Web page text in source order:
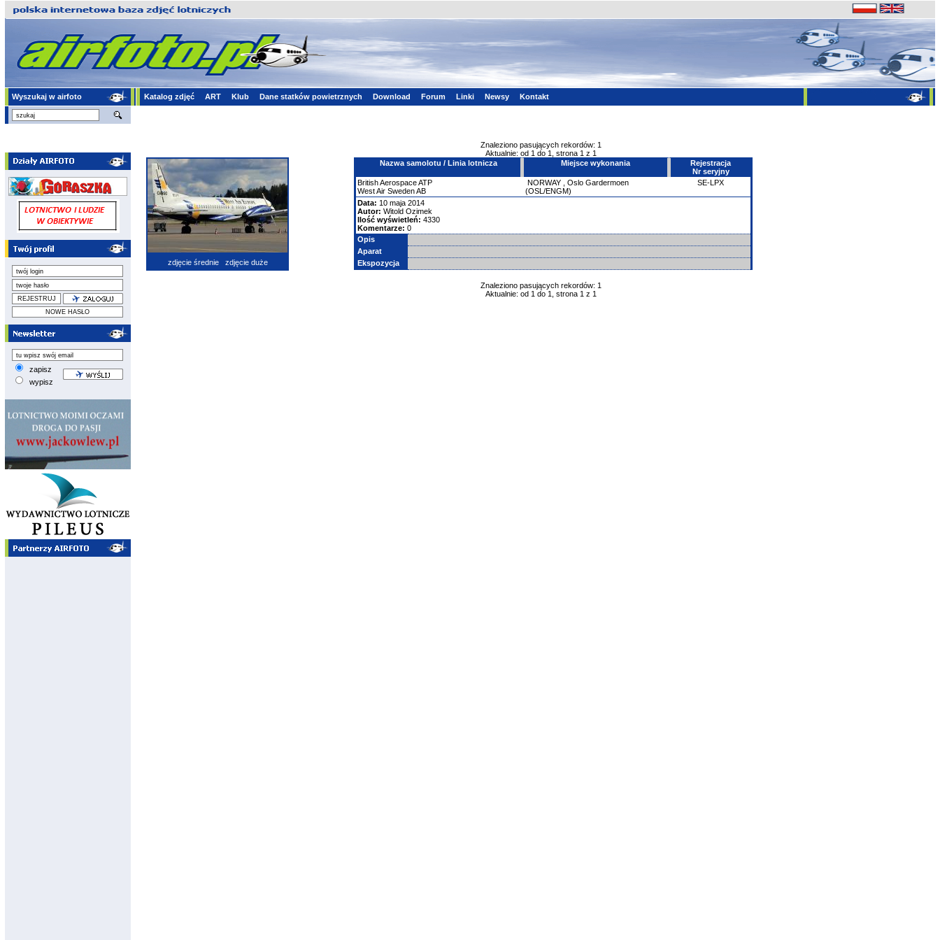
Wyszukaj w airfoto Katalog zdjęć ART Klub Dane statków powietrznych Download Forum Linki Newsy Kontakt
zapisz
wypisz
Znaleziono pasujących rekordów: 1
Aktualnie: od 1 do 1, strona 1 z 1
zdjęcie średnie zdjęcie duże
Nazwa samolotu / Linia lotnicza Miejsce wykonania
Rejestracja
Nr seryjny
British AerospaceATP
West Air Sweden AB
NORWAY
Oslo Gardermoen
(OSL/ENGM)
SE-LPX
Data: 10 maja 2014
Autor: Witold Ozimek
Ilość wyświetleń: 4330
Komentarze: 0
Opis
Aparat
Ekspozycja
Znaleziono pasujących rekordów: 1
Aktualnie: od 1 do 1, strona 1 z 1